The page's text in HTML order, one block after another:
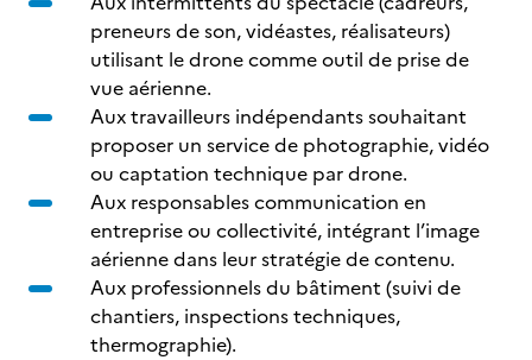
preneurs de son, vidéastes, réalisateurs)
utilisant le drone comme outil de prise de
vue aérienne.
Aux travailleurs indépendants souhaitant
proposer un service de photographie, vidéo
ou captation technique par drone.
Aux responsables communication en
entreprise ou collectivité, intégrant l’image
aérienne dans leur stratégie de contenu.
Aux professionnels du bâtiment (suivi de
chantiers, inspections techniques,
thermographie).